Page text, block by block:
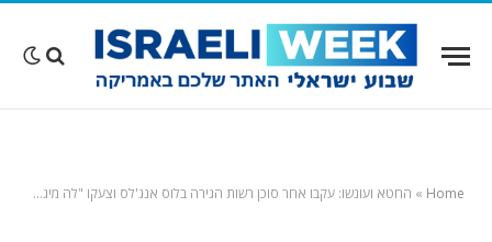
Home
» החטא ועונשו: עקבו אחר סוכן רשות הגירה בלוס אנג'לס וצעקו "לה מיגרה גרה כאן". בקיץ הן יבלו בכלא